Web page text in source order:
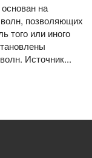
на
позволяющих
того или иного
Источник...